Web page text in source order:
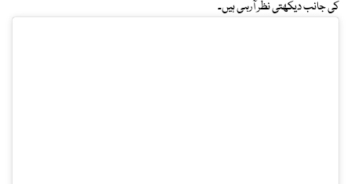
کی جانب دیکھتی نظر آرہی ہیں۔